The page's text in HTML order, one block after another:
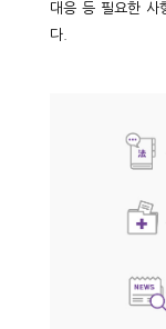
대응 등 필요한 사
다.